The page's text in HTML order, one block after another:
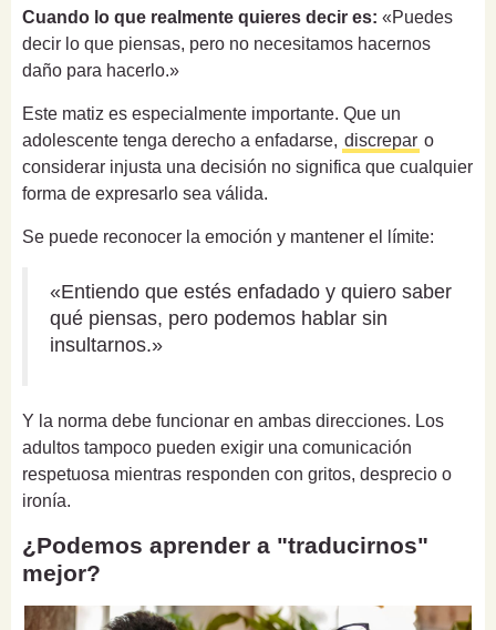
Cuando lo que realmente quieres decir es: «Puedes
decir lo que piensas, pero no necesitamos hacernos
daño para hacerlo.»
Este matiz es especialmente importante. Que un
adolescente tenga derecho a enfadarse, discrepar o
considerar injusta una decisión no significa que cualquier
forma de expresarlo sea válida.
Se puede reconocer la emoción y mantener el límite:
«Entiendo que estés enfadado y quiero saber
qué piensas, pero podemos hablar sin
insultarnos.»
Y la norma debe funcionar en ambas direcciones. Los
adultos tampoco pueden exigir una comunicación
respetuosa mientras responden con gritos, desprecio o
ironía.
¿Podemos aprender a "traducirnos"
mejor?